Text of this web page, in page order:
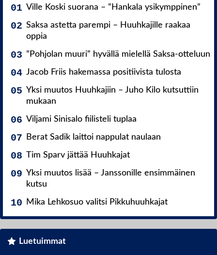
Ville Koski suorana – ”Hankala ysikymppinen”
Saksa astetta parempi – Huuhkajille raakaa
oppia
”Pohjolan muuri” hyvällä mielellä Saksa-otteluun
Jacob Friis hakemassa positiivista tulosta
Yksi muutos Huuhkajiin – Juho Kilo kutsuttiin
mukaan
Viljami Sinisalo fiilisteli tuplaa
Berat Sadik laittoi nappulat naulaan
Tim Sparv jättää Huuhkajat
Yksi muutos lisää – Janssonille ensimmäinen
kutsu
Mika Lehkosuo valitsi Pikkuhuuhkajat
Luetuimmat